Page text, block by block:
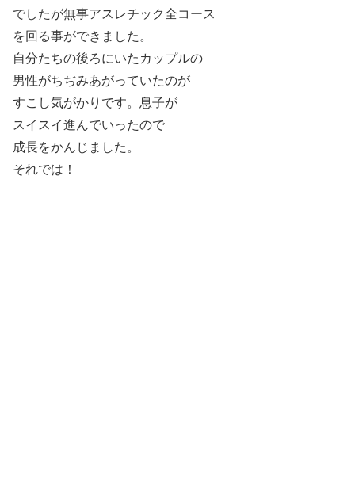
でしたが無事アスレチック全コース
を回る事ができました。
自分たちの後ろにいたカップルの
男性がちぢみあがっていたのが
すこし気がかりです。息子が
スイスイ進んでいったので
成長をかんじました。
それでは！